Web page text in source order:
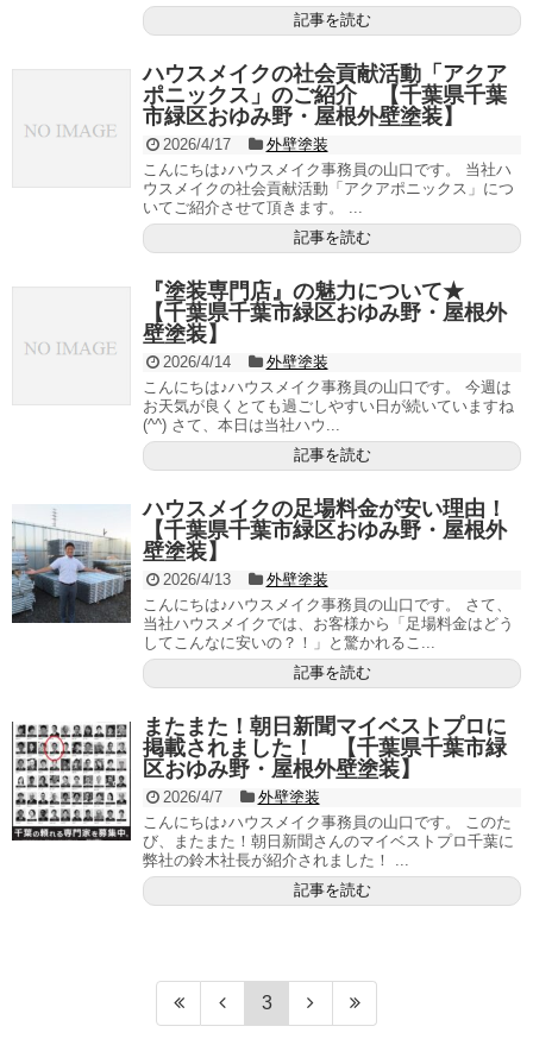
記事を読む
ハウスメイクの社会貢献活動「アクア
ポニックス」のご紹介 【千葉県千葉
市緑区おゆみ野・屋根外壁塗装】
2026/4/17
外壁塗装
こんにちは♪ハウスメイク事務員の山口です。 当社ハ
ウスメイクの社会貢献活動「アクアポニックス」につ
いてご紹介させて頂きます。 ...
記事を読む
『塗装専門店』の魅力について★
【千葉県千葉市緑区おゆみ野・屋根外
壁塗装】
2026/4/14
外壁塗装
こんにちは♪ハウスメイク事務員の山口です。 今週は
お天気が良くとても過ごしやすい日が続いていますね
(^^) さて、本日は当社ハウ...
記事を読む
ハウスメイクの足場料金が安い理由！
【千葉県千葉市緑区おゆみ野・屋根外
壁塗装】
2026/4/13
外壁塗装
こんにちは♪ハウスメイク事務員の山口です。 さて、
当社ハウスメイクでは、お客様から「足場料金はどう
してこんなに安いの？！」と驚かれるこ...
記事を読む
またまた！朝日新聞マイベストプロに
掲載されました！ 【千葉県千葉市緑
区おゆみ野・屋根外壁塗装】
2026/4/7
外壁塗装
こんにちは♪ハウスメイク事務員の山口です。 このた
び、またまた！朝日新聞さんのマイベストプロ千葉に
弊社の鈴木社長が紹介されました！ ...
記事を読む
3